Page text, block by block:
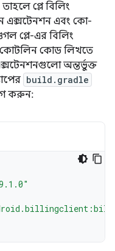
প্লে বিলিং
এক্সটেনশন এবং কো-
প্লে-এর বিলিং
কোটলিন কোড লিখতে
অন্তর্ভুক্ত
build.gradle
করুন: